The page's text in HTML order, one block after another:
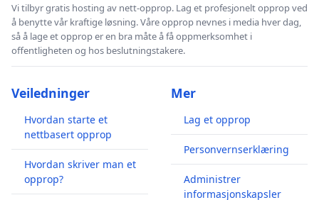
Vi tilbyr gratis hosting av nett-opprop. Lag et profesjonelt opprop ved
å benytte vår kraftige løsning. Våre opprop nevnes i media hver dag,
så å lage et opprop er en bra måte å få oppmerksomhet i
offentligheten og hos beslutningstakere.
Veiledninger
Hvordan starte et
nettbasert opprop
Hvordan skriver man et
opprop?
Mer
Lag et opprop
Personvernserklæring
Administrer
informasjonskapsler